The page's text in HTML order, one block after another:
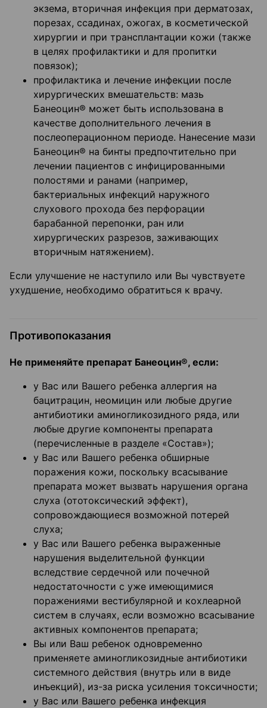
экзема, вторичная инфекция при дерматозах,
порезах, ссадинах, ожогах, в косметической
хирургии и при трансплантации кожи (также
в целях профилактики и для пропитки
повязок);
профилактика и лечение инфекции после
хирургических вмешательств: мазь
Банеоцин® может быть использована в
качестве дополнительного лечения в
послеоперационном периоде. Нанесение мази
Банеоцин® на бинты предпочтительно при
лечении пациентов с инфицированными
полостями и ранами (например,
бактериальных инфекций наружного
слухового прохода без перфорации
барабанной перепонки, ран или
хирургических разрезов, заживающих
вторичным натяжением).
Если улучшение не наступило или Вы чувствуете
ухудшение, необходимо обратиться к врачу.
Противопоказания
Не применяйте препарат Банеоцин®, если:
у Вас или Вашего ребенка аллергия на
бацитрацин, неомицин или любые другие
антибиотики аминогликозидного ряда, или
любые другие компоненты препарата
(перечисленные в разделе «Состав»);
у Вас или Вашего ребенка обширные
поражения кожи, поскольку всасывание
препарата может вызвать нарушения органа
слуха (ототоксический эффект),
сопровождающиеся возможной потерей
слуха;
у Вас или Вашего ребенка выраженные
нарушения выделительной функции
вследствие сердечной или почечной
недостаточности с уже имеющимися
поражениями вестибулярной и кохлеарной
систем в случаях, если возможно всасывание
активных компонентов препарата;
Вы или Ваш ребенок одновременно
применяете аминогликозидные антибиотики
системного действия (внутрь или в виде
инъекций), из-за риска усиления токсичности;
у Вас или Вашего ребенка инфекция